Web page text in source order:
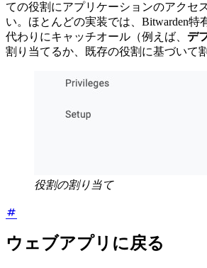
ての役割にアプリケーションのアクセ
い。ほとんどの実装では、Bitwarden特
代わりにキャッチオール（例えば、 デ
割り当てるか、既存の役割に基づいて
役割の割り当て
ウェブアプリに戻る